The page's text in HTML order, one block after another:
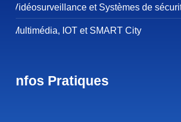
Vidéosurveillance et Systèmes de
Multimédia, IOT et SMART City
Infos Pratiques